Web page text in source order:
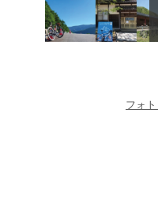
フォ